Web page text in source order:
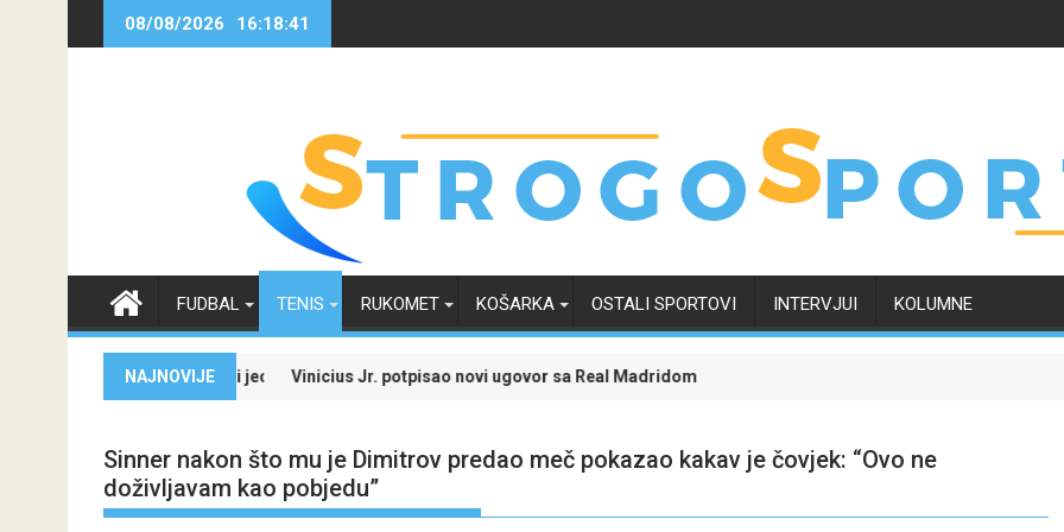
08/08/2026 16:18:41
FUDBAL TENIS RUKOMET KOŠARKA OSTALI SPORTOVI INTERVJUI KOLUMNE
NAJNOVIJE
i iskoristi jedinstvenu ponuduVinicius Jr. potpisao novi ugovor sa Real Madridom i okončao neizvijesnost oko svoje budućnosti
Evropski četvrtak zanimljiviji uz Meridian: Isprati borbu
Sinner nakon što mu je Dimitrov predao meč pokazao kakav je čovjek: “Ovo ne
doživljavam kao pobjedu”